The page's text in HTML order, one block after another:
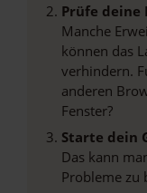
Prüfe deine
Manche
können das
verhindern.
anderen
Fenster?
Starte dein
Das kann
Probleme zu